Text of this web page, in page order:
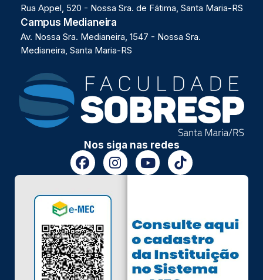
Rua Appel, 520 - Nossa Sra. de Fátima, Santa Maria-RS
Campus Medianeira
Av. Nossa Sra. Medianeira, 1547 - Nossa Sra.
Medianeira, Santa Maria-RS
Nos siga nas redes